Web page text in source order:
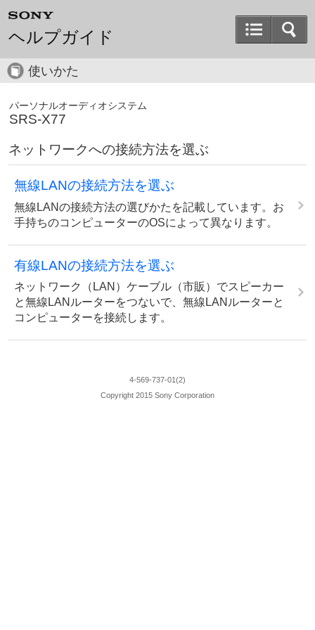
ヘルプガイド
使いかた
パーソナルオーディオシステム
SRS-X77
ネットワークへの接続方法を選ぶ
無線LANの接続方法を選ぶ
無線LANの接続方法の選びかたを記載しています。お
手持ちのコンピューターのOSによって異なります。
有線LANの接続方法を選ぶ
ネットワーク（LAN）ケーブル（市販）でスピーカー
と無線LANルーターをつないで、無線LANルーターと
コンピューターを接続します。
4-569-737-01(2)
Copyright 2015 Sony Corporation